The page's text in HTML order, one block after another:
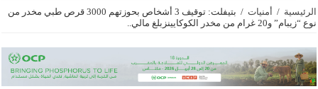
الرئيسية / أمنيات /
بتيفلت: توقيف 3 أشخاص بحوزتهم 3000 قرص طبي مخدر من
نوع “زيبام” و20 غرام من مخدر الكوكايينزبلغ مالي..